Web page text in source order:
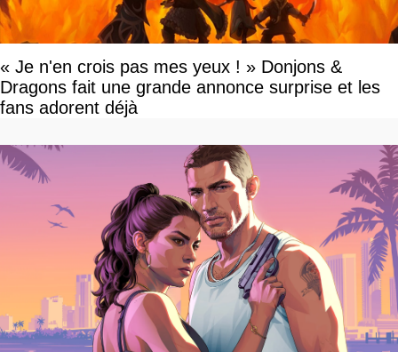
« Je n'en crois pas mes yeux ! » Donjons &
Dragons fait une grande annonce surprise et les
fans adorent déjà